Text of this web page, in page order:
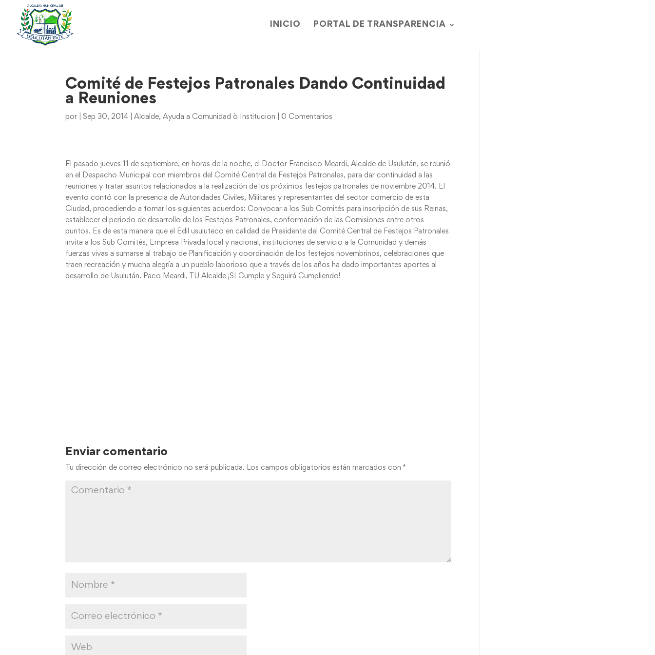
INICIO PORTAL DE TRANSPARENCIA
Comité de Festejos Patronales Dando Continuidad
a Reuniones
por |Sep 30, 2014 |Alcalde,Ayuda a Comunidad ò Institucion 0 Comentarios
El pasado jueves 11 de septiembre, en horas de la noche, el Doctor Francisco Meardi, Alcalde de Usulután, se reunió
en el Despacho Municipal con miembros del Comité Central de Festejos Patronales, para dar continuidad a las
reuniones y tratar asuntos relacionados a la realización de los próximos festejos patronales de noviembre 2014. El
evento contó con la presencia de Autoridades Civiles, Militares y representantes del sector comercio de esta
Ciudad, procediendo a tomar los siguientes acuerdos: Convocar a los Sub Comités para inscripción de sus Reinas,
establecer el periodo de desarrollo de los Festejos Patronales, conformación de las Comisiones entre otros
puntos. Es de esta manera que el Edil usuluteco en calidad de Presidente del Comité Central de Festejos Patronales
invita a los Sub Comités, Empresa Privada local y nacional, instituciones de servicio a la Comunidad y demás
fuerzas vivas a sumarse al trabajo de Planificación y coordinación de los festejos novembrinos, celebraciones que
traen recreación y mucha alegría a un pueblo laborioso que a través de los años ha dado importantes aportes al
desarrollo de Usulután. Paco Meardi, TU Alcalde ¡SI Cumple y Seguirá Cumpliendo!
Enviar comentario
Tu dirección de correo electrónico no será publicada. Los campos obligatorios están marcados con *